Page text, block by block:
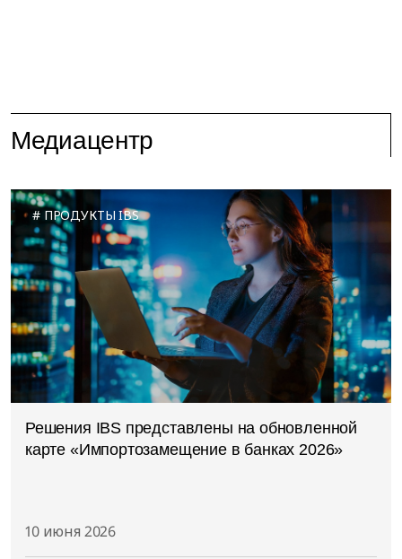
Медиацентр
ПРОДУКТЫ IBS
Решения IBS представлены на обновленной
карте «Импортозамещение в банках 2026»
10 июня 2026